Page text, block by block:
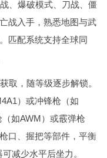
、爆破模式、刀战、僵
战入手，熟悉地图与武
匹配系统支持全球同
取，随等级逐步解锁。
）或冲锋枪（如
如AWM）或霰弹枪
口、握把等部件，平衡
减少水平后坐力。